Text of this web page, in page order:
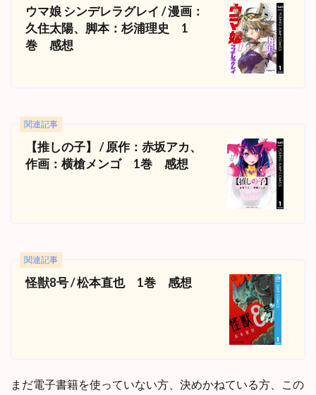
ウマ娘 シンデレラグレイ / 漫画：
久住太陽、脚本：杉浦理史 1
巻 感想
関連記事
【推しの子】 / 原作：赤坂アカ、
作画：横槍メンゴ 1巻 感想
関連記事
怪獣8号 / 松本直也 1巻 感想
まだ電子書籍を使っていない方、決めかねている方、この